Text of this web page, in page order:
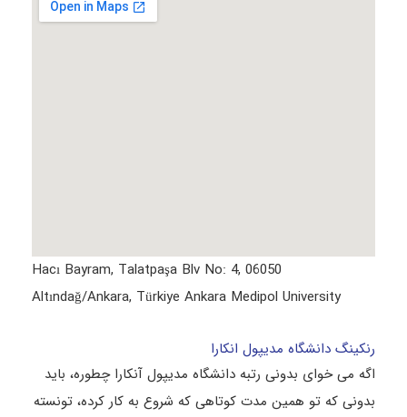
Hacı Bayram, Talatpaşa Blv No: 4, 06050
Altındağ/Ankara, Türkiye Ankara Medipol University
رنکینگ دانشگاه مدیپول انکارا
اگه می خوای بدونی رتبه دانشگاه مدیپول آنکارا چطوره، باید
بدونی که تو همین مدت کوتاهی که شروع به کار کرده، تونسته